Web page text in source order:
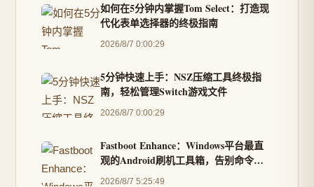
如何在5分钟内掌握Tom Select：打造现
代化表单选择器的终极指南
2026/8/7 0:00:29
5分钟快速上手：NSZ压缩工具终极指
南，轻松管理Switch游戏文件
2026/8/7 0:00:29
Fastboot Enhance：Windows平台最直
观的Android刷机工具箱，告别命令行
复杂操作
2026/8/7 5:25:49